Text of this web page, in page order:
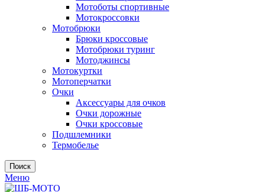
Мотоботы спортивные
Мотокроссовки
Мотобрюки
Брюки кроссовые
Мотобрюки туринг
Мотоджинсы
Мотокуртки
Мотоперчатки
Очки
Аксессуары для очков
Очки дорожные
Очки кроссовые
Подшлемники
Термобелье
Поиск
Меню